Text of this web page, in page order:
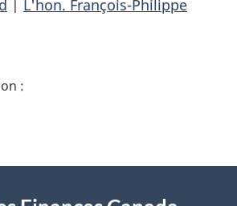
| L'hon. François-Philippe